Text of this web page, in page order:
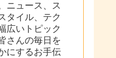
ニュース、ス
タイル、テク
広いトピック
さんの毎日を
にするお手伝